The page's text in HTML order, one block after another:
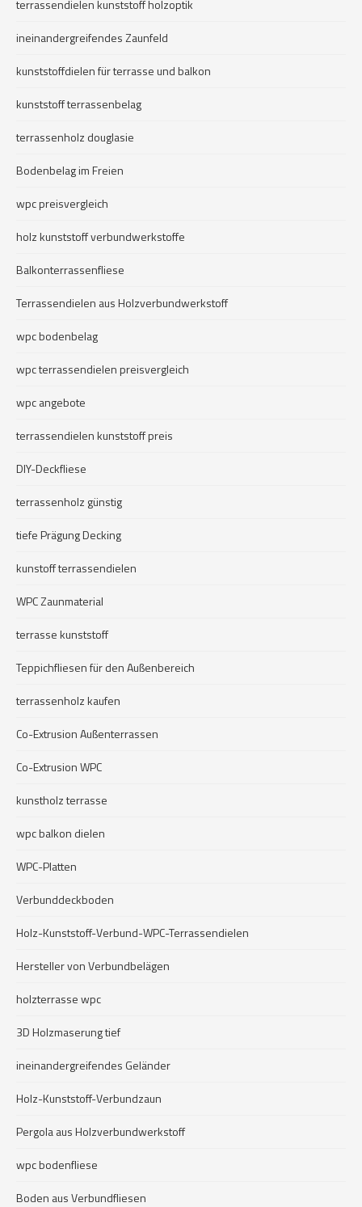
terrassendielen kunststoff holzoptik
ineinandergreifendes Zaunfeld
kunststoffdielen für terrasse und balkon
kunststoff terrassenbelag
terrassenholz douglasie
Bodenbelag im Freien
wpc preisvergleich
holz kunststoff verbundwerkstoffe
Balkonterrassenfliese
Terrassendielen aus Holzverbundwerkstoff
wpc bodenbelag
wpc terrassendielen preisvergleich
wpc angebote
terrassendielen kunststoff preis
DIY-Deckfliese
terrassenholz günstig
tiefe Prägung Decking
kunstoff terrassendielen
WPC Zaunmaterial
terrasse kunststoff
Teppichfliesen für den Außenbereich
terrassenholz kaufen
Co-Extrusion Außenterrassen
Co-Extrusion WPC
kunstholz terrasse
wpc balkon dielen
WPC-Platten
Verbunddeckboden
Holz-Kunststoff-Verbund-WPC-Terrassendielen
Hersteller von Verbundbelägen
holzterrasse wpc
3D Holzmaserung tief
ineinandergreifendes Geländer
Holz-Kunststoff-Verbundzaun
Pergola aus Holzverbundwerkstoff
wpc bodenfliese
Boden aus Verbundfliesen